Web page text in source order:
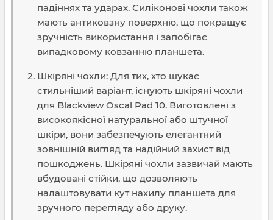
падіннях та ударах. Силіконові чохли також
мають антиковзну поверхню, що покращує
зручність використання і запобігає
випадковому ковзанню планшета.
Шкіряні чохли: Для тих, хто шукає
стильніший варіант, існують шкіряні чохли
для Blackview Oscal Pad 10. Виготовлені з
високоякісної натуральної або штучної
шкіри, вони забезпечують елегантний
зовнішній вигляд та надійний захист від
пошкоджень. Шкіряні чохли зазвичай мають
вбудовані стійки, що дозволяють
налаштовувати кут нахилу планшета для
зручного перегляду або друку.